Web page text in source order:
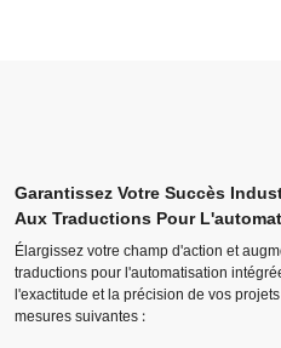
Garantissez Votre Succès
Aux Traductions Pour
Élargissez votre champ d'action et
traductions pour l'automatisation
l'exactitude et la précision de vos
mesures suivantes :